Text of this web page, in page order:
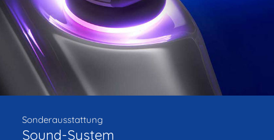
Sonderausstattung
Sound-System